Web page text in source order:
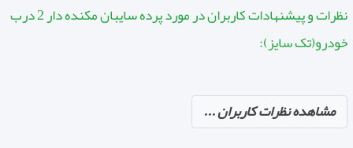
نظرات و پیشنهادات کاربران در مورد پرده سایبان مکنده دار 2 درب
خودرو(تک سایز):
مشاهده نظرات کاربران ...